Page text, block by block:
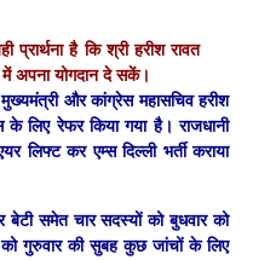
है कि श्री हरीश रावत
अपना योगदान दे सकें।
और कांग्रेस महासचिव हरीश
के लिए रेफर किया गया है। राजधानी
लिफ्ट कर एम्स दिल्ली भर्ती कराया
बेटी समेत चार सदस्यों को बुधवार को
को गुरुवार की सुबह कुछ जांचों के लिए